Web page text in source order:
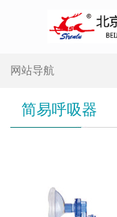
网站导航
简易呼吸器